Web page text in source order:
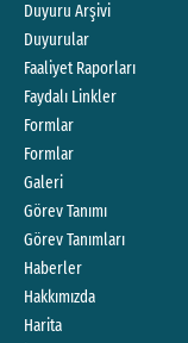
Duyuru Arşivi
Duyurular
Faaliyet Raporları
Faydalı Linkler
Formlar
Formlar
Galeri
Görev Tanımı
Görev Tanımları
Haberler
Hakkımızda
Harita